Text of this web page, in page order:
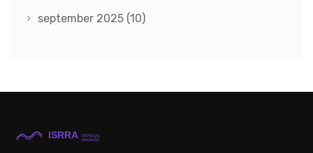
september 2025 (10)